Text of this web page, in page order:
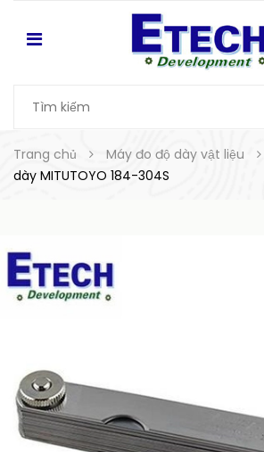
Trang chủ Máy đo độ dày vật liệu
dày MITUTOYO 184-304S